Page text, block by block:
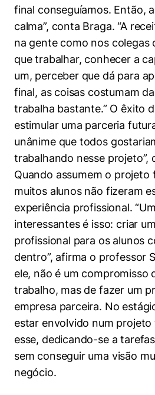
final conseguíamos. Então,
calma”, conta Braga. “A
na gente como nos colegas
que trabalhar, conhecer a
um, perceber que dá para
final, as coisas costumam
trabalha bastante.” O êxito
estimular uma parceria
unânime que todos
trabalhando nesse projeto”,
Quando assumem o projeto
muitos alunos não fizeram
experiência profissional.
interessantes é isso: criar
profissional para os alunos
dentro”, afirma o professor
ele, não é um compromisso
trabalho, mas de fazer um
empresa parceira. No
estar envolvido num
esse, dedicando-se a
sem conseguir uma visão
negócio.